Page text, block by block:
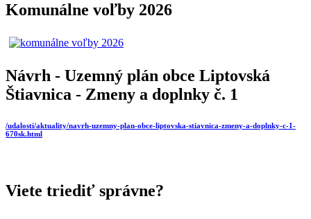
Komunálne voľby 2026
Návrh - Uzemný plán obce Liptovská
Štiavnica - Zmeny a doplnky č. 1
/udalosti/aktuality/navrh-uzemny-plan-obce-liptovska-stiavnica-zmeny-a-doplnky-c-1-
670sk.html
Viete triediť správne?